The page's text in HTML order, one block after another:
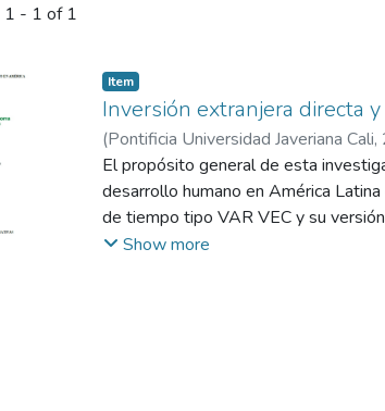
1 - 1 of 1
Item
Inversión extranjera directa
(Pontificia Universidad Javeriana Cali,
García, Víctor
El propósito general de esta
desarrollo humano en América
de tiempo tipo VAR VEC y su
Uno de los resultados más
Show more